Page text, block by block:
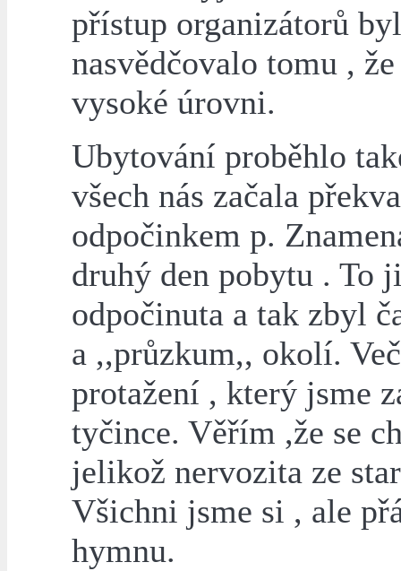
přístup organizátorů
nasvědčovalo tomu ,
vysoké úrovni.
Ubytování proběhlo
všech nás začala
odpočinkem p.
druhý den pobytu . To
odpočinuta a tak zbyl
a ,,průzkum,, okolí.
protažení , který jsme
tyčince. Věřím ,že se
jelikož nervozita ze
Všichni jsme si , ale
hymnu.